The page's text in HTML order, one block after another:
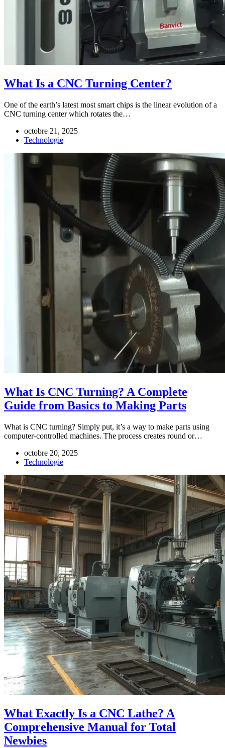
What Is a CNC Turning Center?
One of the earth’s latest most smart chips is the linear evolution of a
CNC turning center which rotates the…
octobre 21, 2025
Technologie
What Is CNC Turning? A Complete
Guide from Basics to Making Parts
What is CNC turning? Simply put, it’s a way to make parts using
computer-controlled machines. The process creates round or…
octobre 20, 2025
Technologie
What Exactly Is a CNC Lathe? A
Comprehensive Manual for Total
Newbies